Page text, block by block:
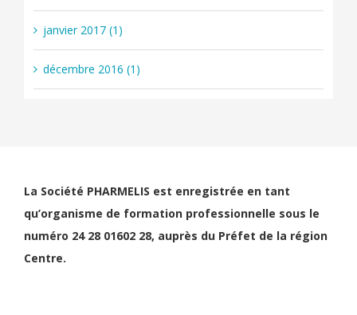
janvier 2017 (1)
décembre 2016 (1)
La Société PHARMELIS est enregistrée en tant
qu’organisme de formation professionnelle sous le
numéro 24 28 01602 28, auprès du Préfet de la région
Centre.